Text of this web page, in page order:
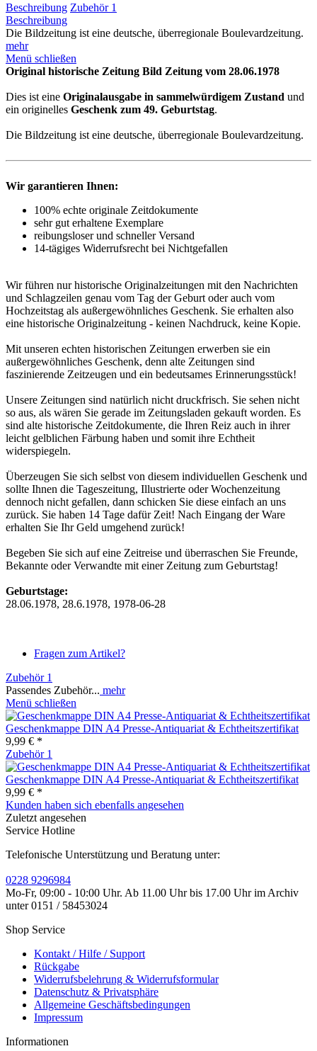
Beschreibung Zubehör 1
Beschreibung
Die Bildzeitung ist eine deutsche, überregionale Boulevardzeitung.
mehr
Menü schließen
Original historische Zeitung Bild Zeitung vom 28.06.1978
Dies ist eine Originalausgabe in sammelwürdigem Zustand und
ein originelles Geschenk zum 49. Geburtstag.
Die Bildzeitung ist eine deutsche, überregionale Boulevardzeitung.
Wir garantieren Ihnen:
100% echte originale Zeitdokumente
sehr gut erhaltene Exemplare
reibungsloser und schneller Versand
14-tägiges Widerrufsrecht bei Nichtgefallen
Wir führen nur historische Originalzeitungen mit den Nachrichten
und Schlagzeilen genau vom Tag der Geburt oder auch vom
Hochzeitstag als außergewöhnliches Geschenk. Sie erhalten also
eine historische Originalzeitung - keinen Nachdruck, keine Kopie.
Mit unseren echten historischen Zeitungen erwerben sie ein
außergewöhnliches Geschenk, denn alte Zeitungen sind
faszinierende Zeitzeugen und ein bedeutsames Erinnerungsstück!
Unsere Zeitungen sind natürlich nicht druckfrisch. Sie sehen nicht
so aus, als wären Sie gerade im Zeitungsladen gekauft worden. Es
sind alte historische Zeitdokumente, die Ihren Reiz auch in ihrer
leicht gelblichen Färbung haben und somit ihre Echtheit
widerspiegeln.
Überzeugen Sie sich selbst von diesem individuellen Geschenk und
sollte Ihnen die Tageszeitung, Illustrierte oder Wochenzeitung
dennoch nicht gefallen, dann schicken Sie diese einfach an uns
zurück. Sie haben 14 Tage dafür Zeit! Nach Eingang der Ware
erhalten Sie Ihr Geld umgehend zurück!
Begeben Sie sich auf eine Zeitreise und überraschen Sie Freunde,
Bekannte oder Verwandte mit einer Zeitung zum Geburtstag!
Geburtstage:
28.06.1978, 28.6.1978, 1978-06-28
Fragen zum Artikel?
Zubehör 1
Passendes Zubehör... mehr
Menü schließen
Geschenkmappe DIN A4 Presse-Antiquariat & Echtheitszertifikat
9,99 € *
Zubehör 1
Geschenkmappe DIN A4 Presse-Antiquariat & Echtheitszertifikat
9,99 € *
Kunden haben sich ebenfalls angesehen
Zuletzt angesehen
Service Hotline
Telefonische Unterstützung und Beratung unter:
0228 9296984
Mo-Fr, 09:00 - 10:00 Uhr. Ab 11.00 Uhr bis 17.00 Uhr im Archiv
unter 0151 / 58453024
Shop Service
Kontakt / Hilfe / Support
Rückgabe
Widerrufsbelehrung & Widerrufsformular
Datenschutz & Privatsphäre
Allgemeine Geschäftsbedingungen
Impressum
Informationen